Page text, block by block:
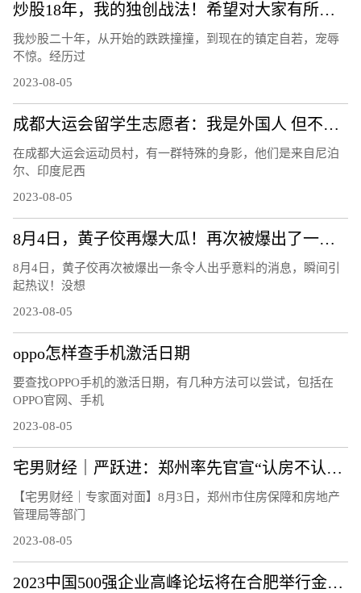
炒股18年，我的独创战法！希望对大家有所帮助
我炒股二十年，从开始的跌跌撞撞，到现在的镇定自若，宠辱
不惊。经历过
2023-08-05
成都大运会留学生志愿者：我是外国人 但不是外人
在成都大运会运动员村，有一群特殊的身影，他们是来自尼泊
尔、印度尼西
2023-08-05
8月4日，黄子佼再爆大瓜！再次被爆出了一条令人出乎意料的消息！
8月4日，黄子佼再次被爆出一条令人出乎意料的消息，瞬间引
起热议！没想
2023-08-05
oppo怎样查手机激活日期
要查找OPPO手机的激活日期，有几种方法可以尝试，包括在
OPPO官网、手机
2023-08-05
宅男财经｜严跃进：郑州率先官宣“认房不认贷”，影响多大？
【宅男财经｜专家面对面】8月3日，郑州市住房保障和房地产
管理局等部门
2023-08-05
2023中国500强企业高峰论坛将在合肥举行金十数据8月5日讯，2023中国500强企业高峰论坛新闻发布会，中国企联将连续第22年发布“中国企业500强”，深入研究大企业发展趋势和相关政策